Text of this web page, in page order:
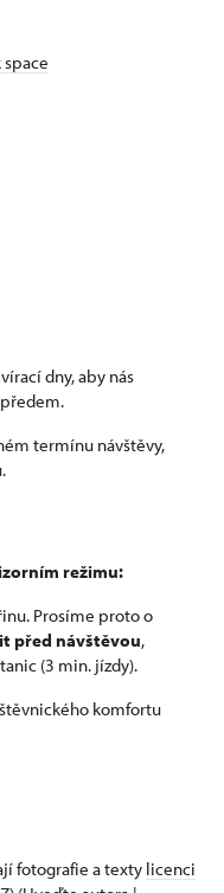
dny, aby nás
termínu návštěvy,
režimu:
Prosíme proto o
před návštěvou,
(3 min. jízdy).
komfortu
fotografie a texty licenci